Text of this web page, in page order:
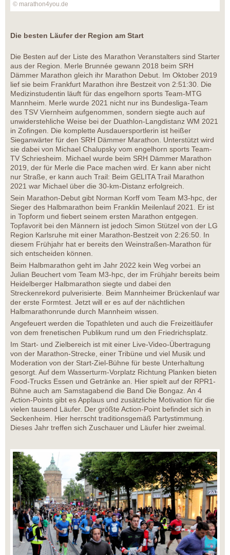
© marathon4you.de
Die besten Läufer der Region am Start
Die Besten auf der Liste des Marathon Veranstalters sind Starter
aus der Region. Merle Brunnée gewann 2018 beim SRH
Dämmer Marathon gleich ihr Marathon Debut. Im Oktober 2019
lief sie beim Frankfurt Marathon ihre Bestzeit von 2:51:30. Die
Medizinstudentin läuft für das engelhorn sports Team-MTG
Mannheim. Merle wurde 2021 nicht nur ins Bundesliga-Team
des TSV Viernheim aufgenommen, sondern siegte auch auf
unwiderstehliche Weise bei der Duathlon-Langdistanz WM 2021
in Zofingen. Die komplette Ausdauersportlerin ist heißer
Sieganwärter für den SRH Dämmer Marathon. Unterstützt wird
sie dabei von Michael Chalupsky vom engelhorn sports Team-
TV Schriesheim. Michael wurde beim SRH Dämmer Marathon
2019, der für Merle die Pace machen wird. Er kann aber nicht
nur Straße, er kann auch Trail: Beim GELITA Trail Marathon
2021 war Michael über die 30-km-Distanz erfolgreich.
Sein Marathon-Debut gibt Norman Korff vom Team M3-hpc, der
Sieger des Halbmarathon beim Franklin Meilenlauf 2021. Er ist
in Topform und fiebert seinem ersten Marathon entgegen.
Topfavorit bei den Männern ist jedoch Simon Stützel von der LG
Region Karlsruhe mit einer Marathon-Bestzeit von 2:26:50. In
diesem Frühjahr hat er bereits den Weinstraßen-Marathon für
sich entscheiden können.
Beim Halbmarathon geht im Jahr 2022 kein Weg vorbei an
Julian Beuchert vom Team M3-hpc, der im Frühjahr bereits beim
Heidelberger Halbmarathon siegte und dabei den
Streckenrekord pulverisierte. Beim Mannheimer Brückenlauf war
der erste Formtest. Jetzt will er es auf der nächtlichen
Halbmarathonrunde durch Mannheim wissen.
Angefeuert werden die Topathleten und auch die Freizeitläufer
von dem frenetischen Publikum rund um den Friedrichsplatz.
Im Start- und Zielbereich ist mit einer Live-Video-Übertragung
von der Marathon-Strecke, einer Tribüne und viel Musik und
Moderation von der Start-Ziel-Bühne für beste Unterhaltung
gesorgt. Auf dem Wasserturm-Vorplatz Richtung Planken bieten
Food-Trucks Essen und Getränke an. Hier spielt auf der RPR1-
Bühne auch am Samstagabend die Band Die Bongaz. An 4
Action-Points gibt es Applaus und zusätzliche Motivation für die
vielen tausend Läufer. Der größte Action-Point befindet sich in
Seckenheim. Hier herrscht traditionsgemäß Partystimmung.
Dieses Jahr treffen sich Zuschauer und Läufer hier zweimal.